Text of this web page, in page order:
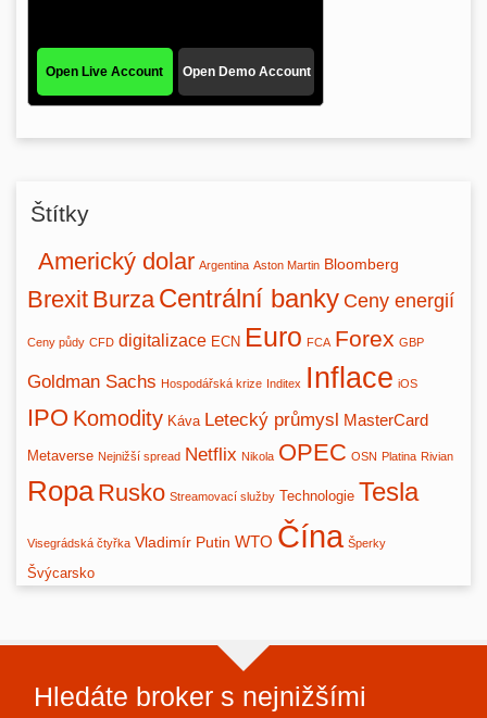
Štítky
Americký dolar Argentina Aston Martin Bloomberg
Brexit Burza Centrální banky Ceny energií
Ceny půdy CFD digitalizace ECN Euro FCA Forex GBP
Goldman Sachs Hospodářská krize Inditex Inflace iOS
IPO Komodity Káva Letecký průmysl MasterCard
Metaverse Nejnižší spread Netflix Nikola OPEC OSN Platina Rivian
Ropa Rusko Streamovací služby Technologie Tesla
Visegrádská čtyřka Vladimír Putin WTO Čína Šperky
Švýcarsko
Hledáte broker s nejnižšími